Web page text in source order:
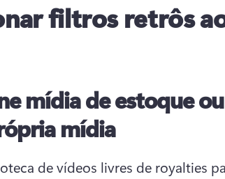
filtros retrôs
mídia de estoque ou
mídia
de vídeos livres de royalties